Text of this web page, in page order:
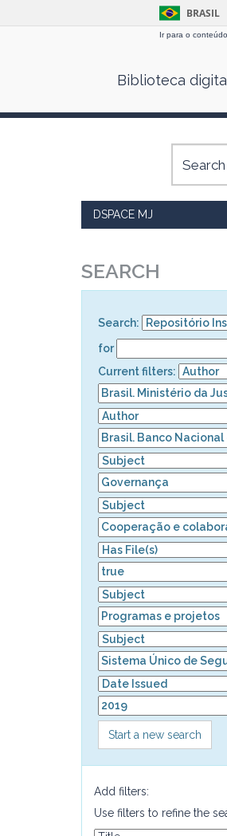
BRASIL
Ir para o conteúdo
Biblioteca
DSPACE MJ
SEARCH
Search:
for
Current filters:
Start a new search
Add filters:
Use filters to refine the